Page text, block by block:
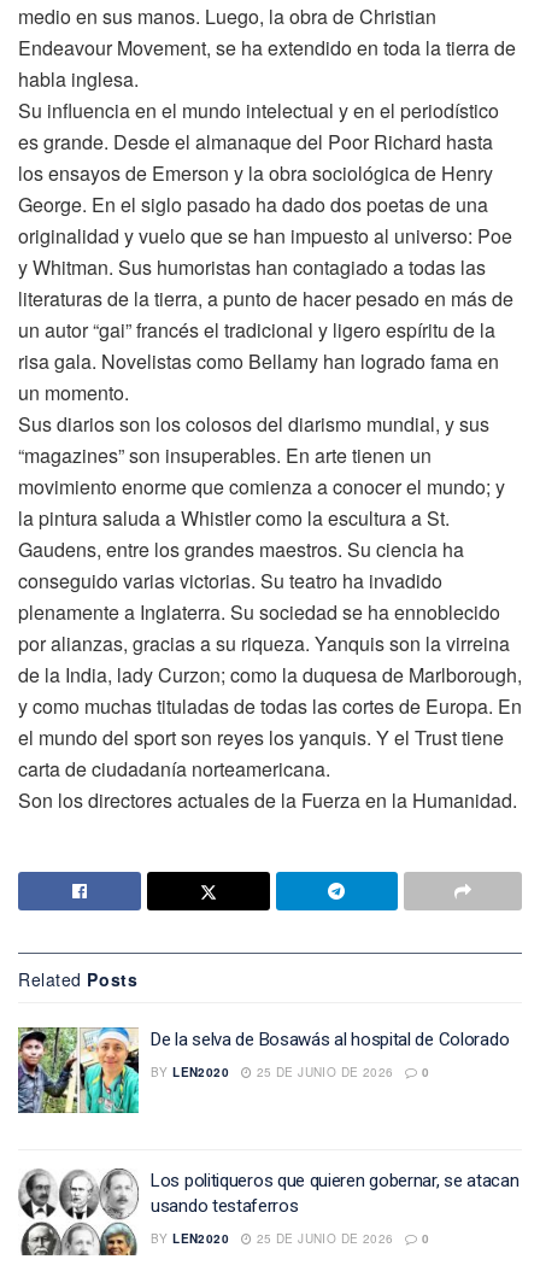
medio en sus manos. Luego, la obra de Christian
Endeavour Movement, se ha extendido en toda la tierra de
habla inglesa.
Su influencia en el mundo intelectual y en el periodístico
es grande. Desde el almanaque del Poor Richard hasta
los ensayos de Emerson y la obra sociológica de Henry
George. En el siglo pasado ha dado dos poetas de una
originalidad y vuelo que se han impuesto al universo: Poe
y Whitman. Sus humoristas han contagiado a todas las
literaturas de la tierra, a punto de hacer pesado en más de
un autor “gai” francés el tradicional y ligero espíritu de la
risa gala. Novelistas como Bellamy han logrado fama en
un momento.
Sus diarios son los colosos del diarismo mundial, y sus
“magazines” son insuperables. En arte tienen un
movimiento enorme que comienza a conocer el mundo; y
la pintura saluda a Whistler como la escultura a St.
Gaudens, entre los grandes maestros. Su ciencia ha
conseguido varias victorias. Su teatro ha invadido
plenamente a Inglaterra. Su sociedad se ha ennoblecido
por alianzas, gracias a su riqueza. Yanquis son la virreina
de la India, lady Curzon; como la duquesa de Marlborough,
y como muchas tituladas de todas las cortes de Europa. En
el mundo del sport son reyes los yanquis. Y el Trust tiene
carta de ciudadanía norteamericana.
Son los directores actuales de la Fuerza en la Humanidad.
Related Posts
De la selva de Bosawás al hospital de Colorado
BY LEN2020 25 DE JUNIO DE 2026 0
Los politiqueros que quieren gobernar, se atacan
usando testaferros
BY LEN2020 25 DE JUNIO DE 2026 0